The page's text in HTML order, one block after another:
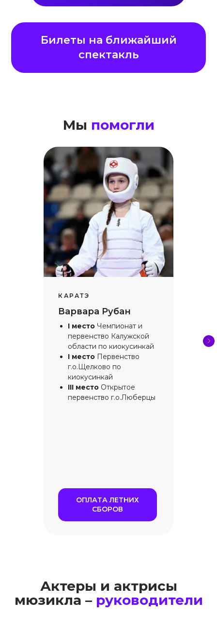
Билеты на ближайший
спектакль
Мы помогли
КАРАТЭ
Варвара Рубан
I место Чемпионат и
первенство Калужской
области по киокусинкай
I место Первенство
г.о.Щелково по
киокусинкай
III место Открытое
первенство г.о.Люберцы
ОПЛАТА ЛЕТНИХ
СБОРОВ
Актеры и актрисы
мюзикла – руководители